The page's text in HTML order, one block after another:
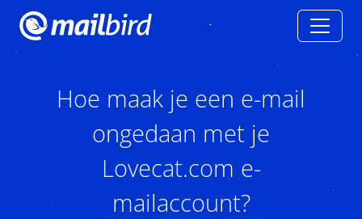
Hoe maak je een e-mail
ongedaan met je
Lovecat.com e-
mailaccount?